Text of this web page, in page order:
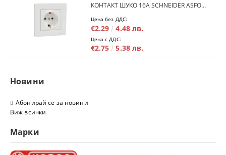
КОНТАКТ ШУКО 16A SCHNEIDER ASFORA EPH2900121 - БЯЛ
Цена без ДДС:
€2.29 4.48 лв.
Цена с ДДС:
€2.75 5.38 лв.
Новини
Абонирай се за новини
Виж всички
Марки